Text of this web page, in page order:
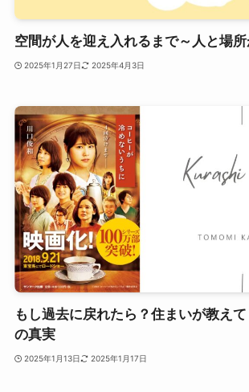
空間が人を迎え入れるまで～人と場
2025年1月27日 2025年4月3日
もし過去に戻れたら？住まいが教え
の真実
2025年1月13日 2025年1月17日